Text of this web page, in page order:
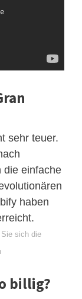
sehr teuer.
die einfache
haben
Sie sich die
billig?